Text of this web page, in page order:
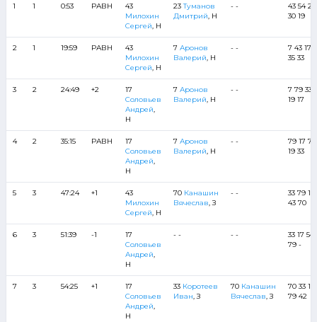
1 1 0:53 РАВН
43
Милохин
Сергей, Н
23Туманов
Дмитрий, Н
- -
43 54 23
30 19
2 1 19:59 РАВН
43
Милохин
Сергей, Н
7 Аронов
Валерий, Н
- -
7 43 17
35 33
3 2 24:49 +2
17
Соловьев
Андрей,
Н
7 Аронов
Валерий, Н
- -
7 79 33
19 17
4 2 35:15 РАВН
17
Соловьев
Андрей,
Н
7 Аронов
Валерий, Н
- -
79 17 7
19 33
5 3 47:24 +1
43
Милохин
Сергей, Н
70 Канашин
Вячеслав, З
- -
33 79 19
43 70
6 3 51:39 -1
17
Соловьев
Андрей,
Н
- - - -
33 17 54
79 -
7 3 54:25 +1
17
Соловьев
Андрей,
Н
33 Коротеев
Иван, З
70 Канашин
Вячеслав, З
70 33 17
79 42